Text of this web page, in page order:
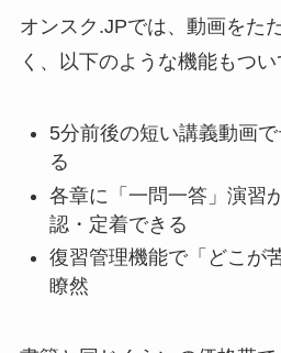
オンスク.JPでは、動画をた
く、以下のような機能もつい
5分前後の短い講義動画
る
各章に「一問一答」演習
認・定着できる
復習管理機能で「どこが
瞭然